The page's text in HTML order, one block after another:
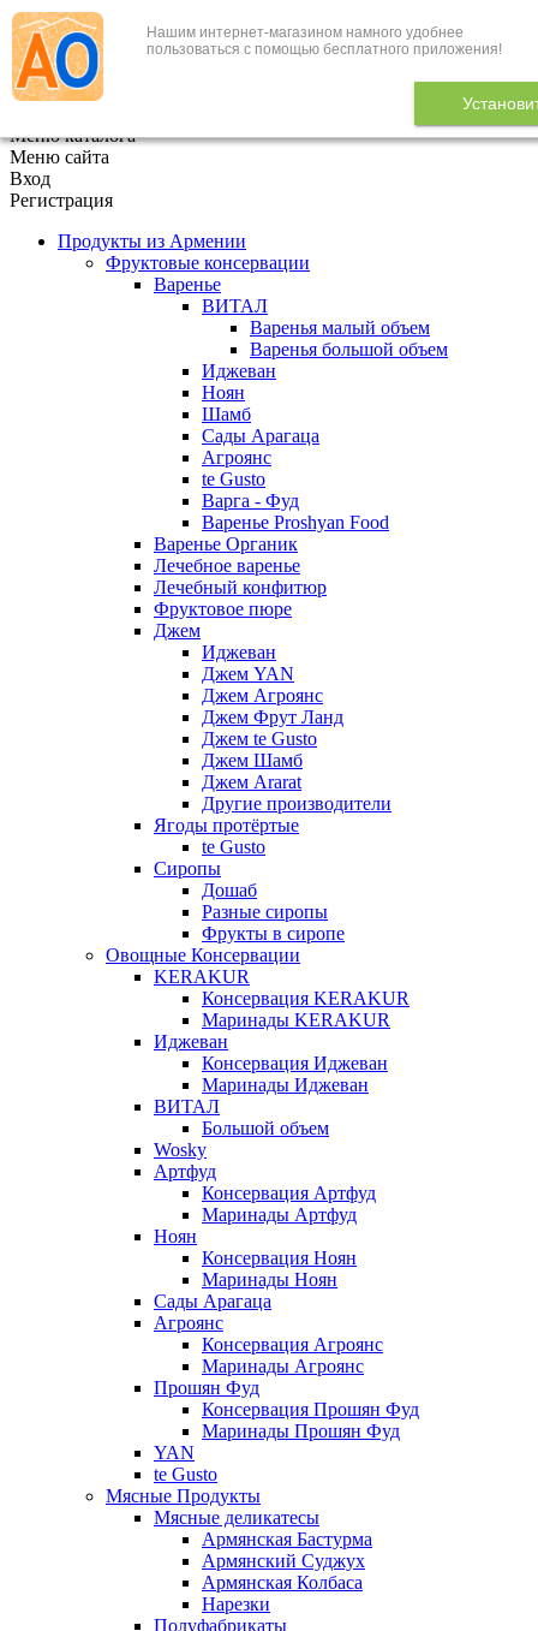
Нашим интернет-магазином намного удобнее
пользоваться с помощью бесплатного приложения!
+7 (495) 646-888-1
В корзине 0
Меню каталога
Меню сайта
Вход
Регистрация
Продукты из Армении
Фруктовые консервации
Варенье
ВИТАЛ
Варенья малый объем
Варенья большой объем
Иджеван
Ноян
Шамб
Сады Арагаца
Агроянс
te Gusto
Варга - Фуд
Варенье Proshyan Food
Варенье Органик
Лечебное варенье
Лечебный конфитюр
Фруктовое пюре
Джем
Иджеван
Джем YAN
Джем Агроянс
Джем Фрут Ланд
Джем te Gusto
Джем Шамб
Джем Ararat
Другие производители
Ягоды протёртые
te Gusto
Сиропы
Дошаб
Разные сиропы
Фрукты в сиропе
Овощные Консервации
KERAKUR
Консервация KERAKUR
Маринады KERAKUR
Иджеван
Консервация Иджеван
Маринады Иджеван
ВИТАЛ
Большой объем
Wosky
Артфуд
Консервация Артфуд
Маринады Артфуд
Ноян
Консервация Ноян
Маринады Ноян
Сады Арагаца
Агроянс
Консервация Агроянс
Маринады Агроянс
Прошян Фуд
Консервация Прошян Фуд
Маринады Прошян Фуд
YAN
te Gusto
Мясные Продукты
Мясные деликатесы
Армянская Бастурма
Армянский Суджух
Армянская Колбаса
Нарезки
Полуфабрикаты